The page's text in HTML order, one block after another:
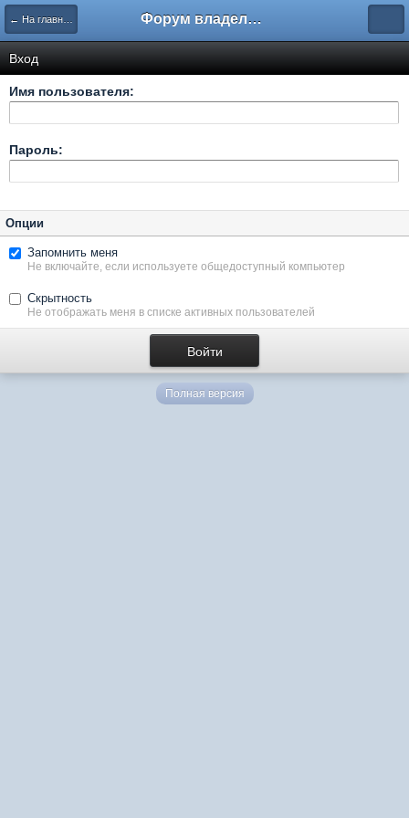
← На главную Форум владельцев интернет-магазинов
Вход
Имя пользователя:
Пароль:
Опции
Запомнить меня
Не включайте, если используете общедоступный компьютер
Скрытность
Не отображать меня в списке активных пользователей
Полная версия